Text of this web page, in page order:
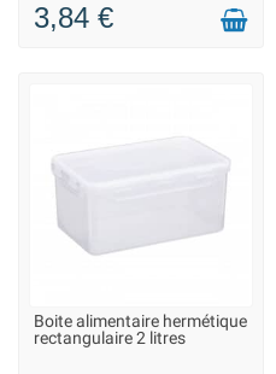
3,84 €
LIVRAISON 2 À 3 JOURS
Boite alimentaire hermétique
rectangulaire 2 litres